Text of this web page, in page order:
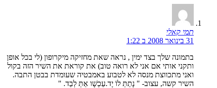
תמי קאלי
31 בינואר 2008 ב 1:22
בתמונה שלך בצד ימין , נראה שאת מחזיקה מיקרופון (לי בכל אופן
ותקני אותי אם אני לא רואה טוב) את קוראת את השיר הזה בקול
ואני מתכווצת מנסה לא לטבוע באמבטיה שעומדת בבטן התבה.
השיר קשה, עצוב- " נָתַתְּ לוֹ יָד.עַכְשָׁו אַתְּ לְבַד. "